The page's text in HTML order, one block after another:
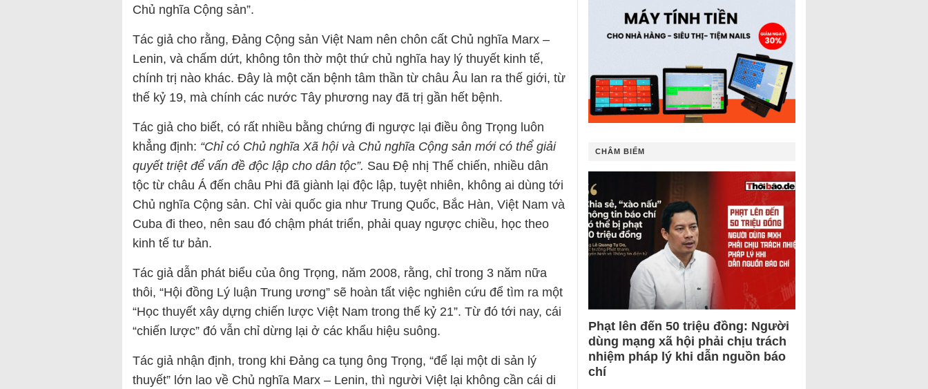
Chủ nghĩa Cộng sản”.
Tác giả cho rằng, Đảng Cộng sản Việt Nam nên chôn cất Chủ nghĩa Marx –
Lenin, và chấm dứt, không tôn thờ một thứ chủ nghĩa hay lý thuyết kinh tế,
chính trị nào khác. Đây là một căn bệnh tâm thần từ châu Âu lan ra thế giới, từ
thế kỷ 19, mà chính các nước Tây phương nay đã trị gần hết bệnh.
Tác giả cho biết, có rất nhiều bằng chứng đi ngược lại điều ông Trọng luôn
khẳng định: “Chỉ có Chủ nghĩa Xã hội và Chủ nghĩa Cộng sản mới có thể giải
quyết triệt để vấn đề độc lập cho dân tộc”. Sau Đệ nhị Thế chiến, nhiều dân
tộc từ châu Á đến châu Phi đã giành lại độc lập, tuyệt nhiên, không ai dùng tới
Chủ nghĩa Cộng sản. Chỉ vài quốc gia như Trung Quốc, Bắc Hàn, Việt Nam và
Cuba đi theo, nên sau đó chậm phát triển, phải quay ngược chiều, học theo
kinh tế tư bản.
Tác giả dẫn phát biểu của ông Trọng, năm 2008, rằng, chỉ trong 3 năm nữa
thôi, “Hội đồng Lý luận Trung ương” sẽ hoàn tất việc nghiên cứu để tìm ra một
“Học thuyết xây dựng chiến lược Việt Nam trong thế kỷ 21”. Từ đó tới nay, cái
“chiến lược” đó vẫn chỉ dừng lại ở các khẩu hiệu suông.
Tác giả nhận định, trong khi Đảng ca tụng ông Trọng, “để lại một di sản lý
thuyết” lớn lao về Chủ nghĩa Marx – Lenin, thì người Việt lại không cần cái di
CHÂM BIẾM
Phạt lên đến 50 triệu đồng: Người
dùng mạng xã hội phải chịu trách
nhiệm pháp lý khi dẫn nguồn báo
chí